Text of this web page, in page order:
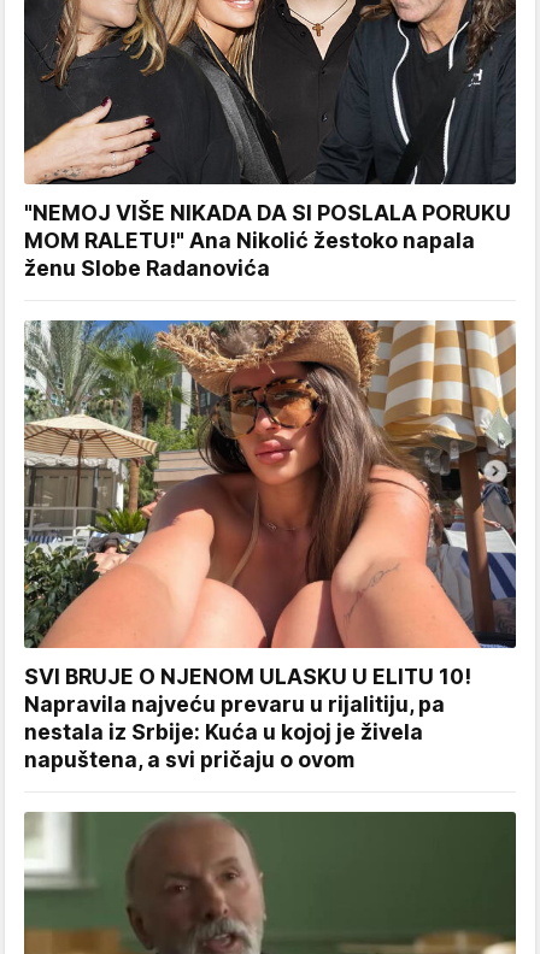
"NEMOJ VIŠE NIKADA DA SI POSLALA PORUKU
MOM RALETU!" Ana Nikolić žestoko napala
ženu Slobe Radanovića
SVI BRUJE O NJENOM ULASKU U ELITU 10!
Napravila najveću prevaru u rijalitiju, pa
nestala iz Srbije: Kuća u kojoj je živela
napuštena, a svi pričaju o ovom